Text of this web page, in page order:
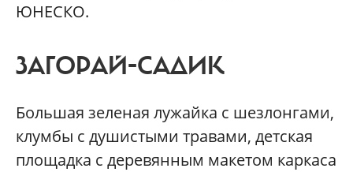
ЮНЕСКО.
ЗАГОРАЙ-САДИК
Большая зеленая лужайка с шезлонгами,
клумбы с душистыми травами, детская
площадка с деревянным макетом каркаса